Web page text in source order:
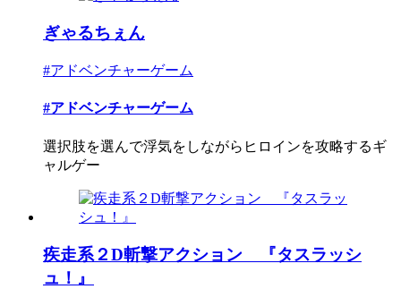
ぎゃるちぇん
#アドベンチャーゲーム
#アドベンチャーゲーム
選択肢を選んで浮気をしながらヒロインを攻略するギ
ャルゲー
疾走系２D斬撃アクション 『タスラッシ
ュ！』